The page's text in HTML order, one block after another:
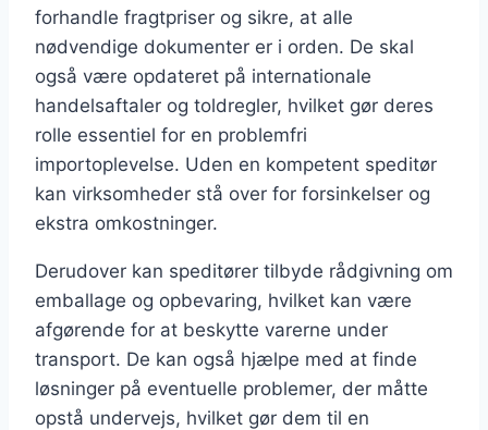
forhandle fragtpriser og sikre, at alle
nødvendige dokumenter er i orden. De skal
også være opdateret på internationale
handelsaftaler og toldregler, hvilket gør deres
rolle essentiel for en problemfri
importoplevelse. Uden en kompetent speditør
kan virksomheder stå over for forsinkelser og
ekstra omkostninger.
Derudover kan speditører tilbyde rådgivning om
emballage og opbevaring, hvilket kan være
afgørende for at beskytte varerne under
transport. De kan også hjælpe med at finde
løsninger på eventuelle problemer, der måtte
opstå undervejs, hvilket gør dem til en